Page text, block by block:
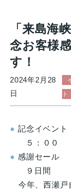
「来島海
念お客様
す！
2024年2月28
日
ト
記念イベン
５：００
感謝セール
９日間
今年、西瀬戸